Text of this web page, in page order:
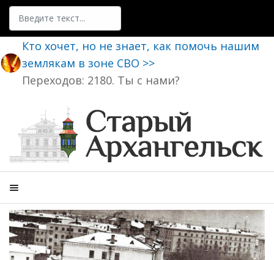
Поиск
Кто хочет, но не знает, как помочь нашим
землякам в зоне СВО >>
Переходов: 2180. Ты с нами?